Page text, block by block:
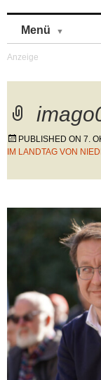
Menü
PUBLISHED ON 7.
IM LANDTAG VON